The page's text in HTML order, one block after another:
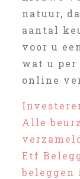
natuur,
aantal
voor u
wat u
online
Alle
Etf
beleggen